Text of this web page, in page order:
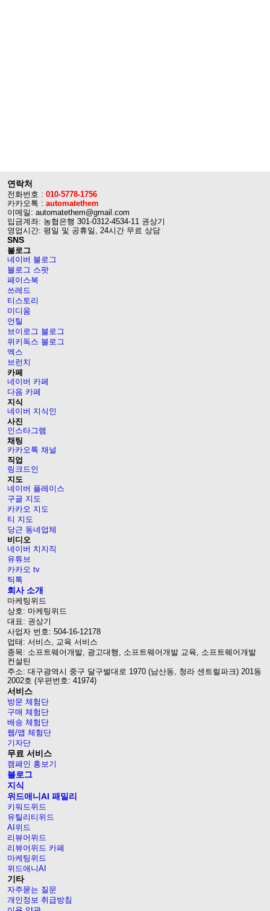
연락처
전화번호 : 010-5778-1756
카카오톡 : automatethem
이메일: automatethem@gmail.com
입금계좌: 농협은행 301-0312-4534-11 권상기
영업시간: 평일 및 공휴일, 24시간 무료 상담
SNS
블로그
네이버 블로그
블로그 스팟
페이스북
쓰레드
티스토리
미디움
언틸
브이로그 블로그
위키독스 블로그
엑스
브런치
카페
네이버 카페
다음 카페
지식
네이버 지식인
사진
인스타그램
채팅
카카오톡 채널
직업
링크드인
지도
네이버 플레이스
구글 지도
카카오 지도
티 지도
당근 동네업체
비디오
네이버 치지직
유튜브
카카오 tv
틱톡
회사 소개
마케팅위드
상호: 마케팅위드
대표: 권상기
사업자 번호: 504-16-12178
업태: 서비스, 교육 서비스
종목: 소프트웨어개발, 광고대행, 소프트웨어개발 교육, 소프트웨어개발
컨설틴
주소: 대구광역시 중구 달구벌대로 1970 (남산동, 청라 센트럴파크) 201동
2002호 (우편번호: 41974)
서비스
방문 체험단
구매 체험단
배송 체험단
웹/앱 체험단
기자단
무료 서비스
캠페인 홍보기
블로그
지식
위드애니AI 패밀리
키워드위드
유틸리티위드
AI위드
리뷰어위드
리뷰어위드 카페
마케팅위드
위드애니AI
기타
자주묻는 질문
개인정보 취급방침